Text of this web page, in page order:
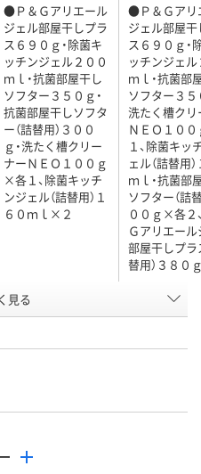
●Ｐ＆Ｇアリエール
ジェル部屋干しプラ
ス６９０ｇ・除菌キ
ッチンジェル２００
ｍｌ・抗菌部屋干し
ソフター３５０ｇ・
抗菌部屋干しソフタ
ー（詰替用）３００
ｇ・洗たく槽クリー
ナーＮＥＯ１００ｇ
×各１、除菌キッチ
ンジェル（詰替用）１
６０ｍｌ×２
●Ｐ＆Ｇアリ
ジェル部屋
ス６９０ｇ・
ッチンジェ
ｍｌ・抗菌部
ソフター３５
洗たく槽クリ
ＮＥＯ１０
１、除菌キッ
ェル（詰替用
ｍｌ・抗菌部
ソフター（詰
００ｇ×各２
Ｇアリエー
部屋干しプラ
替用）３８０
UR08546 UR08548
した
見る